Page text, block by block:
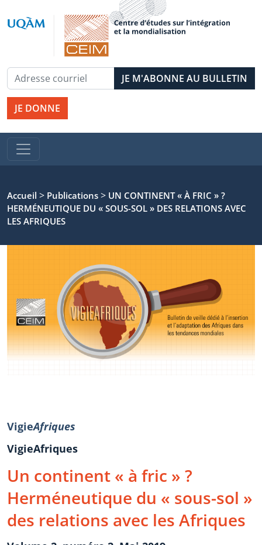
JE DONNE
Accueil > Publications > UN CONTINENT « À FRIC » ?
HERMÉNEUTIQUE DU « SOUS-SOL » DES RELATIONS AVEC
LES AFRIQUES
VigieAfriques
VigieAfriques
Un continent « à fric » ?
Herméneutique du « sous-sol »
des relations avec les Afriques